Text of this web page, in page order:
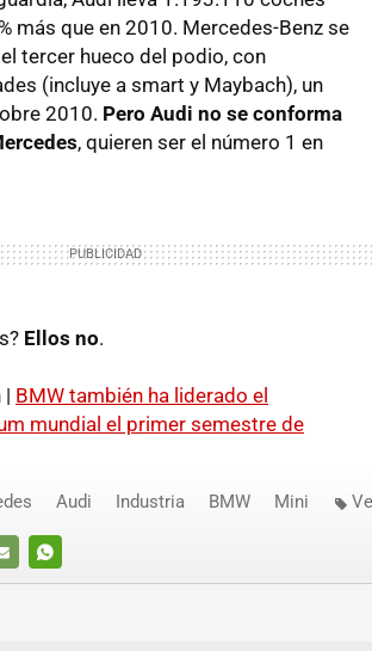
más que en 2010. Mercedes-Benz se
tercer hueco del podio, con
(incluye a smart y Maybach), un
2010. Pero Audi no se conforma
, quieren ser el número 1 en
Ellos no.
| BMW también ha liderado el
mundial el primer semestre de
WHATSAPP
Audi Industria BMW Mini